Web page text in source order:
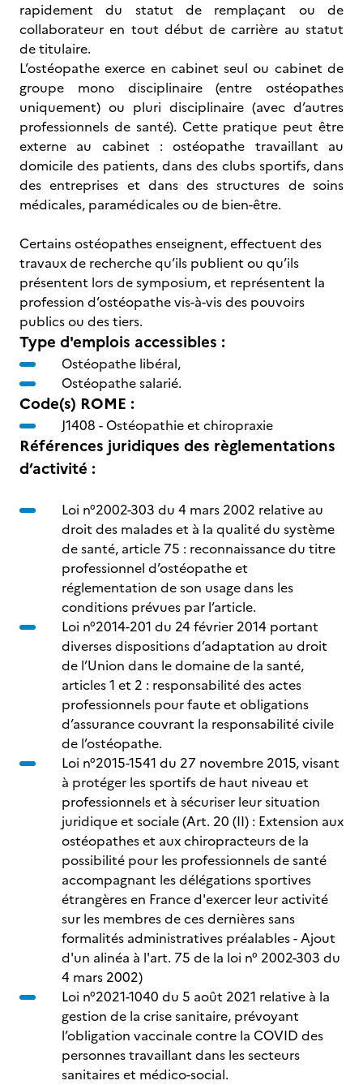
rapidement du statut de remplaçant ou de
collaborateur en tout début de carrière au statut
de titulaire.
L’ostéopathe exerce en cabinet seul ou cabinet de
groupe mono disciplinaire (entre ostéopathes
uniquement) ou pluri disciplinaire (avec d’autres
professionnels de santé). Cette pratique peut être
externe au cabinet : ostéopathe travaillant au
domicile des patients, dans des clubs sportifs, dans
des entreprises et dans des structures de soins
médicales, paramédicales ou de bien-être.
Certains ostéopathes enseignent, effectuent des
travaux de recherche qu’ils publient ou qu’ils
présentent lors de symposium, et représentent la
profession d’ostéopathe vis-à-vis des pouvoirs
publics ou des tiers.
Type d'emplois accessibles :
Ostéopathe libéral,
Ostéopathe salarié.
Code(s) ROME :
J1408 -Ostéopathie et chiropraxie
Références juridiques des règlementations
d’activité :
Loi n°2002-303 du 4 mars 2002 relative au
droit des malades et à la qualité du système
de santé, article 75 : reconnaissance du titre
professionnel d’ostéopathe et
réglementation de son usage dans les
conditions prévues par l’article.
Loi n°2014-201 du 24 février 2014 portant
diverses dispositions d’adaptation au droit
de l’Union dans le domaine de la santé,
articles 1 et 2 : responsabilité des actes
professionnels pour faute et obligations
d’assurance couvrant la responsabilité civile
de l’ostéopathe.
Loi n°2015-1541 du 27 novembre 2015, visant
à protéger les sportifs de haut niveau et
professionnels et à sécuriser leur situation
juridique et sociale (Art. 20 (II) : Extension aux
ostéopathes et aux chiropracteurs de la
possibilité pour les professionnels de santé
accompagnant les délégations sportives
étrangères en France d'exercer leur activité
sur les membres de ces dernières sans
formalités administratives préalables - Ajout
d'un alinéa à l'art. 75 de la loi n° 2002-303 du
4 mars 2002)
Loi n°2021-1040 du 5 août 2021 relative à la
gestion de la crise sanitaire, prévoyant
l’obligation vaccinale contre la COVID des
personnes travaillant dans les secteurs
sanitaires et médico-social.